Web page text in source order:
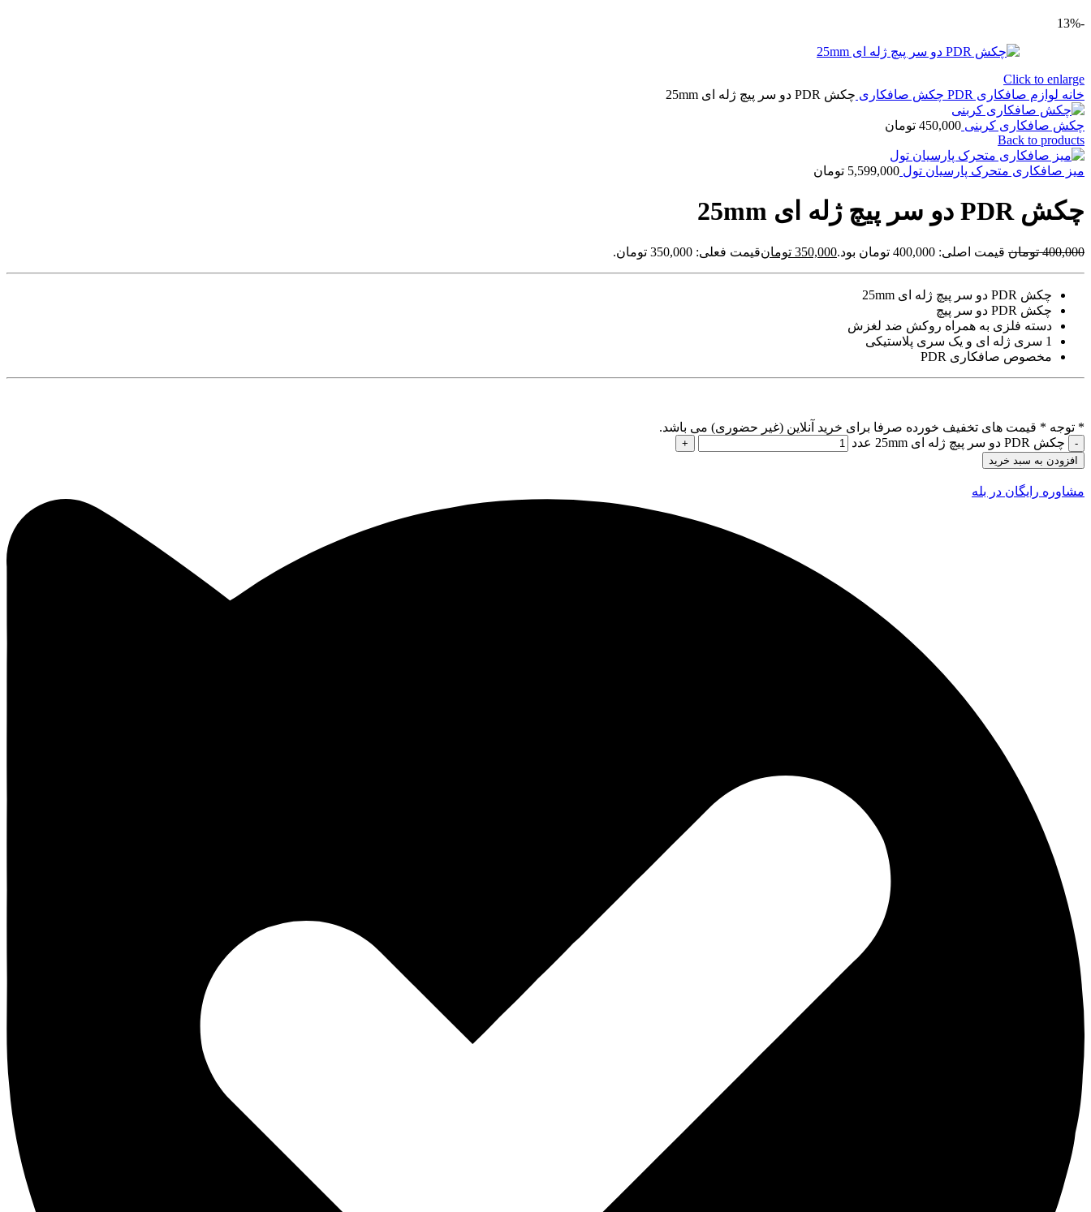
-13%
Click to enlarge
خانه لوازم صافکاری PDR چکش صافکاری چکش PDR دو سر پیچ ژله ای 25mm
چکش صافکاری کربنی 450,000 تومان
Back to products
میز صافکاری متحرک پارسیان تول 5,599,000 تومان
چکش PDR دو سر پیچ ژله ای 25mm
400,000 تومان قیمت اصلی: 400,000 تومان بود. 350,000 تومانقیمت فعلی: 350,000 تومان.
چکش PDR دو سر پیچ ژله ای 25mm
چکش PDR دو سر پیچ
دسته فلزی به همراه روکش ضد لغزش
1 سری ژله ای و یک سری پلاستیکی
مخصوص صافکاری PDR
* توجه * قیمت های تخفیف خورده صرفا برای خرید آنلاین (غیر حضوری) می باشد.
چکش PDR دو سر پیچ ژله ای 25mm عدد
افزودن به سبد خرید
مشاوره رایگان در بله